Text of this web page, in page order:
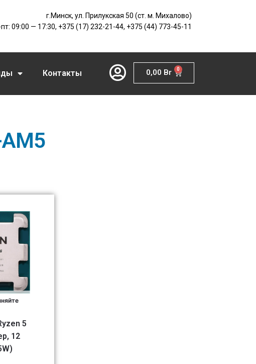
г.Минск, ул. Прилукская 50 (ст. м. Михалово)
09:00 — 17:30, +375 (17) 232-21-44, +375 (44) 773-45-11
Контакты 0,00 Br 0
5
12